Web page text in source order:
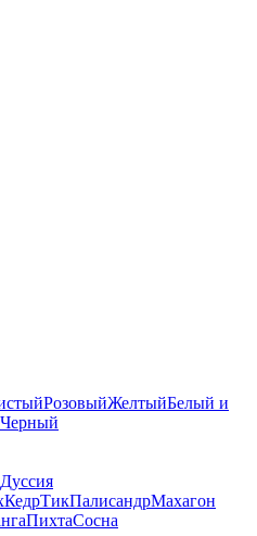
РозовыйЖелтыйБелый и
Черный
Дуссия
КедрТикПалисандрМахагон
ПихтаСосна